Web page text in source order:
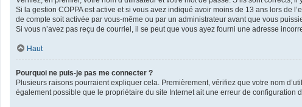
Si la gestion COPPA est active et si vous avez indiqué avoir moins de 13 ans lors de
de compte soit activée par vous-même ou par un administrateur avant que vous
Si vous n’avez pas reçu de courriel, il se peut que vous ayez fourni une adresse
Haut
Pourquoi ne puis-je pas me connecter ?
Plusieurs raisons pourraient expliquer cela. Premièrement, vérifiez que votre nom
également possible que le propriétaire du site Internet ait une erreur de configuration